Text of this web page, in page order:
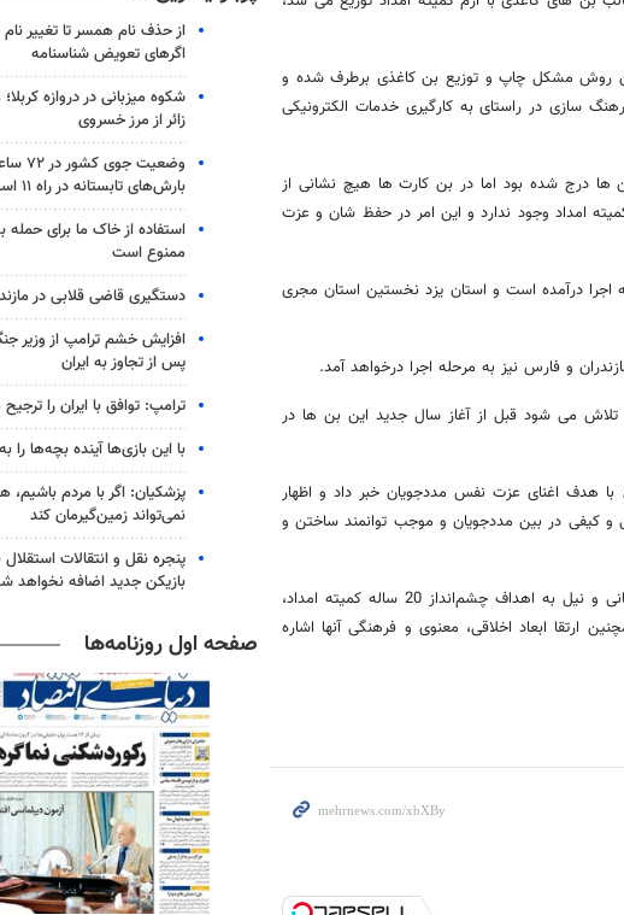
این روش مشکل چاپ و توزیع بن‌ کاغذی برطرف شده و
‌سازی در راستای به کارگیری خدمات الکترونیکی
ها درج شده بود اما در بن کارت ‌ها هیچ نشانی از
کمیته امداد وجود ندارد و این امر در حفظ شان و عزت
درآمده است و استان یزد نخستین استان مجری
و فارس نیز به مرحله اجرا درخواهد آمد.
معادل 40 هزار تومان است و تلاش می ‌شود قبل از آغاز سال جدید این بن ‌ها در
هدف اغنای عزت نفس مددجویان خبر داد و اظهار
و کیفی در بین مددجویان و موجب توانمند ساختن و
نصیری از دیگر مزایای این طرح به شفاف‌سازی اصول خدمات‌رسانی و نیل به اهداف چشم‌انداز 20 ساله کمیته امداد،
ارتقا ابعاد اخلاقی، معنوی و فرهنگی آنها اشاره
از حذف نام همسر تا تغییر نام
اگرهای تعویض شناسنامه
شکوه میزبانی در دروازه
زائر از مرز خسروی
وضعیت
بارش‌های تابستانه در راه ۱۱ استان
استفاده از خاک ما برای
ممنوع است
دستگیری قاضی قلابی در
افزایش خشم ترامپ از وزیر
پس از تجاوز به ایران
ترامپ: توافق با ایران را
با این بازی‌ها آینده بچه‌ها را
پزشکیان: اگر با مردم باشیم،
نمی‌تواند زمین‌گیرمان کند
پنجره‌ نقل و انتقالات
بازیکن جدید اضافه نخواهد
صفحه اول روزنامه‌ها